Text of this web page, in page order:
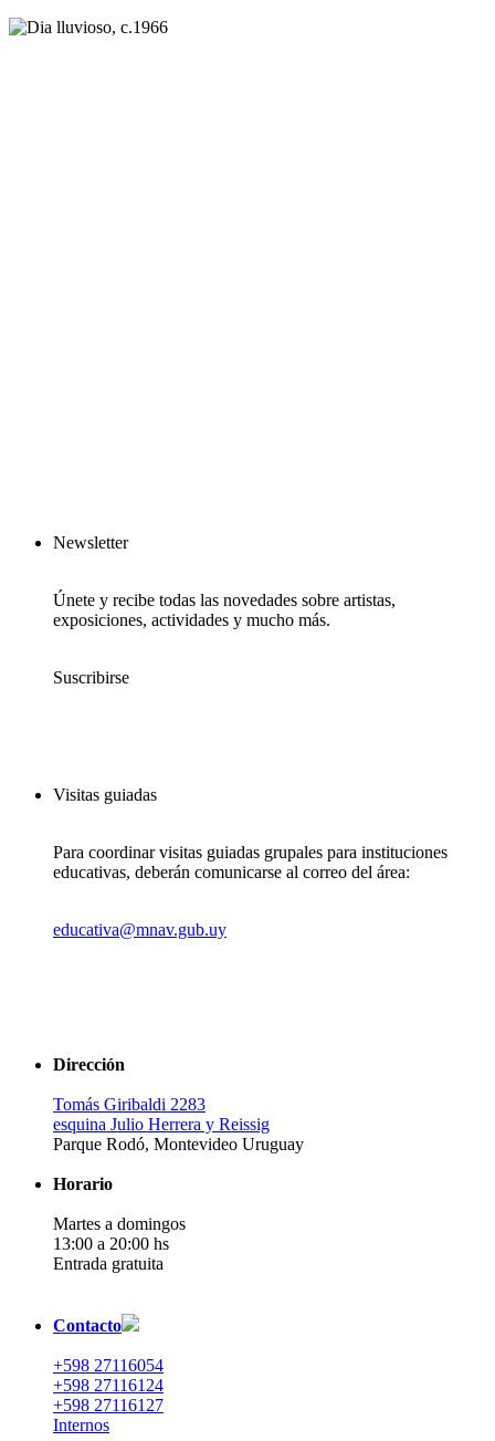
Newsletter
Únete y recibe todas las novedades sobre artistas,
exposiciones, actividades y mucho más.
Suscribirse
Visitas guiadas
Para coordinar visitas guiadas grupales para instituciones
educativas, deberán comunicarse al correo del área:
educativa@mnav.gub.uy
Dirección
Tomás Giribaldi 2283
esquina Julio Herrera y Reissig
Parque Rodó, Montevideo Uruguay
Horario
Martes a domingos
13:00 a 20:00 hs
Entrada gratuita
Contacto
+598 27116054
+598 27116124
+598 27116127
Internos